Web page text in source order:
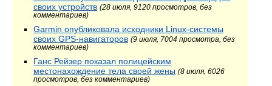
своих устройств (28 июля, 9120 просмотров, без
комментариев)
Garmin опубликовала исходники Linux-системы
своих GPS-навигаторов (9 июля, 7004 просмотра, без
комментариев)
Ганс Рейзер показал полицейским
местонахождение тела своей жены (8 июля, 6026
просмотров, без комментариев)